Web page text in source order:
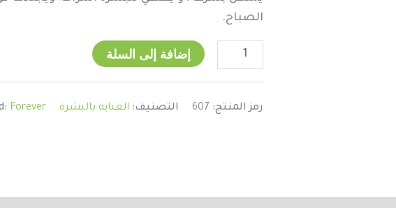
الصباح.
إضافة إلى السلة
رمز المنتج: 607 التصنيف: العناية بالبشرة Forever